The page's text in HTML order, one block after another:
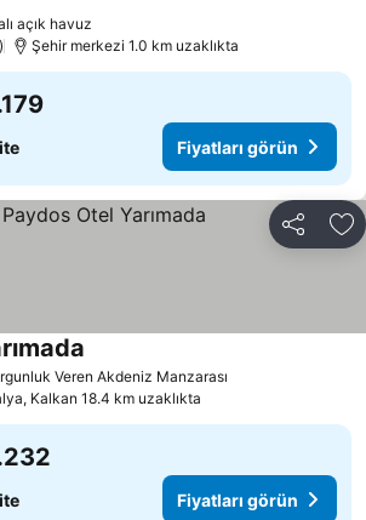
açık havuz
görün
Şehir merkezi 1.0 km uzaklıkta
Fiyatları görün
Paylaş
Veren Akdeniz Manzarası
Kalkan 18.4 km uzaklıkta
Fiyatları görün